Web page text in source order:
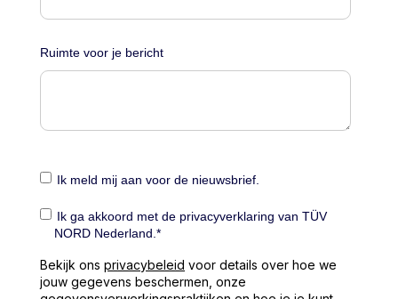
Ruimte voor je bericht
Ik meld mij aan voor de nieuwsbrief.
Ik ga akkoord met de privacyverklaring van TÜV
NORD Nederland. *
Bekijk ons privacybeleid voor details over hoe we
jouw gegevens beschermen, onze